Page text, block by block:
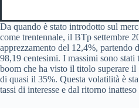
Da quando è stato introdotto sul
come trentennale, il BTp settembre
apprezzamento del 12,4%, partendo
98,19 centesimi. I massimi sono
boom che ha visto il titolo superare
di quasi il 35%. Questa volatilità è
tassi di interesse e dal ritorno